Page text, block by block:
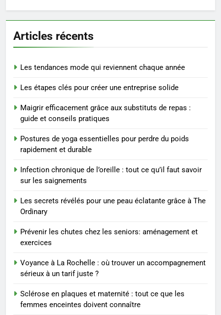
7
seniors: aménagement et
exercices
BIEN ÊTRE
Voyance à La Rochelle : où
sérieux à un tarif juste ?
BIEN ÊTRE
1
Les tendances mode qui
reviennent chaque année
MODE
2
entreprise solide
3
substituts de repas : guide et
conseils pratiques
BIEN ÊTRE
Articles récents
Les tendances mode qui reviennent chaque année
Les étapes clés pour créer une entreprise solide
Maigrir efficacement grâce aux substituts de repas :
guide et conseils pratiques
Postures de yoga essentielles pour perdre du poids
rapidement et durable
Infection chronique de l’oreille : tout ce qu’il faut savoir
sur les saignements
Les secrets révélés pour une peau éclatante grâce à The
Ordinary
Prévenir les chutes chez les seniors: aménagement et
exercices
Voyance à La Rochelle : où trouver un accompagnement
sérieux à un tarif juste ?
Sclérose en plaques et maternité : tout ce que les
femmes enceintes doivent connaître